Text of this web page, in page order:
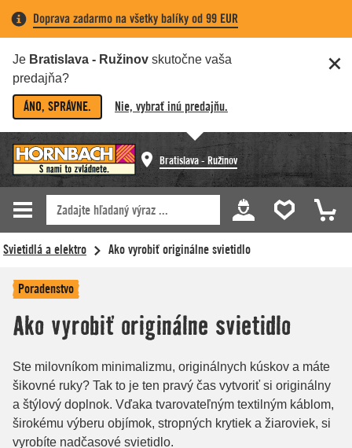
Doprava zadarmo na všetky balíky od 99 EUR
Je Bratislava - Ružinov skutočne vaša
predajňa?
ÁNO, SPRÁVNE. Nie, vybrať inú predajňu.
Bratislava - Ružinov